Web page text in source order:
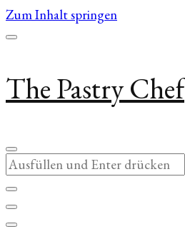
Zum Inhalt springen
The Pastry Chef
Suchst
du
nach
etwas?